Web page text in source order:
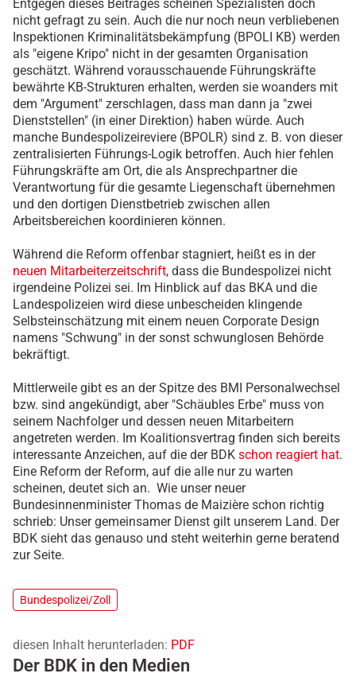
Entgegen dieses Beitrages scheinen Spezialisten doch
nicht gefragt zu sein. Auch die nur noch neun verbliebenen
Inspektionen Kriminalitätsbekämpfung (BPOLI KB) werden
als "eigene Kripo" nicht in der gesamten Organisation
geschätzt. Während vorausschauende Führungskräfte
bewährte KB-Strukturen erhalten, werden sie woanders mit
dem "Argument" zerschlagen, dass man dann ja "zwei
Dienststellen" (in einer Direktion) haben würde. Auch
manche Bundespolizeireviere (BPOLR) sind z. B. von dieser
zentralisierten Führungs-Logik betroffen. Auch hier fehlen
Führungskräfte am Ort, die als Ansprechpartner die
Verantwortung für die gesamte Liegenschaft übernehmen
und den dortigen Dienstbetrieb zwischen allen
Arbeitsbereichen koordinieren können.
Während die Reform offenbar stagniert, heißt es in der
neuen Mitarbeiterzeitschrift, dass die Bundespolizei nicht
irgendeine Polizei sei. Im Hinblick auf das BKA und die
Landespolizeien wird diese unbescheiden klingende
Selbsteinschätzung mit einem neuen Corporate Design
namens "Schwung" in der sonst schwunglosen Behörde
bekräftigt.
Mittlerweile gibt es an der Spitze des BMI Personalwechsel
bzw. sind angekündigt, aber "Schäubles Erbe" muss von
seinem Nachfolger und dessen neuen Mitarbeitern
angetreten werden. Im Koalitionsvertrag finden sich bereits
interessante Anzeichen, auf die der BDK schon reagiert hat.
Eine Reform der Reform, auf die alle nur zu warten
scheinen, deutet sich an. Wie unser neuer
Bundesinnenminister Thomas de Maizière schon richtig
schrieb: Unser gemeinsamer Dienst gilt unserem Land. Der
BDK sieht das genauso und steht weiterhin gerne beratend
zur Seite.
Bundespolizei/Zoll
diesen Inhalt herunterladen: PDF
Der BDK in den Medien